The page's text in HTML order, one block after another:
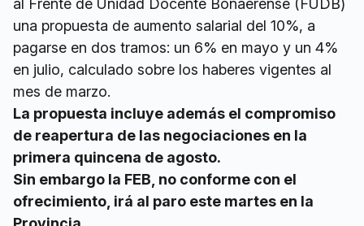
al Frente de Unidad Docente Bonaerense (FUDB)
una propuesta de aumento salarial del 10%, a
pagarse en dos tramos: un 6% en mayo y un 4%
en julio, calculado sobre los haberes vigentes al
mes de marzo.
La propuesta incluye además el compromiso
de reapertura de las negociaciones en la
primera quincena de agosto.
Sin embargo la FEB, no conforme con el
ofrecimiento, irá al paro este martes en la